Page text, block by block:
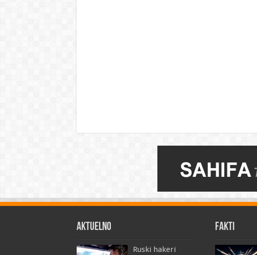
AKTUELNO
Ruski hakeri
FAKTI